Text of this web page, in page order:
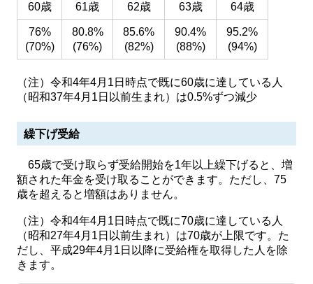
60歳 61歳 62歳 63歳 64歳
76%
(70%)
80.8%
(76%)
85.6%
(82%)
90.4%
(88%)
95.2%
(94%)
（注）令和4年4月1日時点で既に60歳に達している人
（昭和37年4月1日以前生まれ）は0.5%ずつ減少
繰下げ受給
65歳で受け取らず受給開始を1年以上繰下げると、増
額された年金を受け取ることができます。ただし、75
歳を超えると増額はありません。
（注）令和4年4月1日時点で既に70歳に達している人
（昭和27年4月1日以前生まれ）は70歳が上限です。た
だし、平成29年4月1日以降に受給権を取得した人を除
きます。